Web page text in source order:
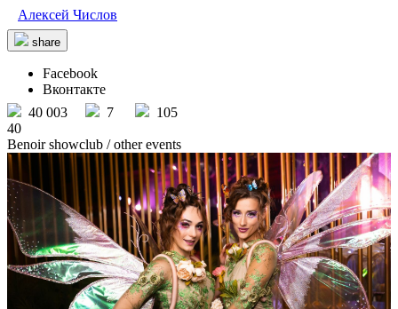
Алексей Числов
share
Facebook
Вконтакте
40 003
7
105
40
Benoir showclub / other events